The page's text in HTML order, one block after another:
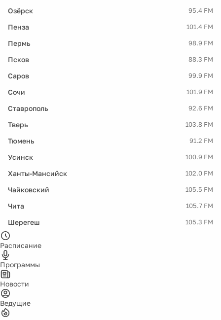
Озёрск 95.4 FM
Пенза 101.4 FM
Пермь 98.9 FM
Псков 88.3 FM
Саров 99.9 FM
Сочи 101.9 FM
Ставрополь 92.6 FM
Тверь 103.8 FM
Тюмень 91.2 FM
Усинск 100.9 FM
Ханты-Мансийск 102.0 FM
Чайковский 105.5 FM
Чита 105.7 FM
Шерегеш 105.3 FM
Расписание
Программы
Новости
Ведущие